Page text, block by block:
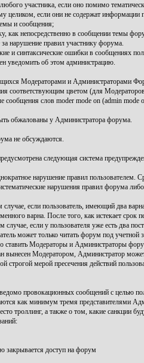
участника, если оно помимо
целиком, если они не содержат
и сообщения;
как непосредственно в сообщении темы
нарушение правил участнику форума.
и синтаксические ошибки в сообщениях
уведомить об этом администрацию.
Модераторами и Администраторами
соответствующим цветом (для
слов moder mode on (admin mode
обжалованы у Администратора форума.
не обсуждаются.
следующая система
нарушение правил пользователем.
нарушения правил форума либо
если пользователь, имеющий два
варна. После того, как истекает
если у пользователя уже есть два
может только читать форум под
Модераторы и Администраторы
вынесен Модератором, Администратор
строгой мерой пресечения действий
провокационных сообщений с целью
как минимум тремя представителями
троллинг, а также о том, какие санкции
доступ на форум